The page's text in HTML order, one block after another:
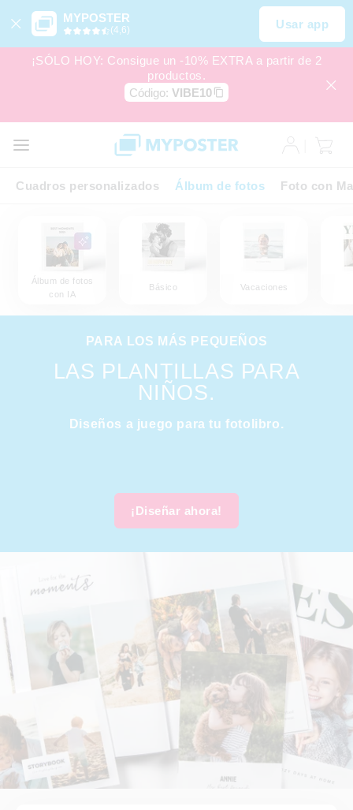
MYPOSTER
(4,6) Usar app
¡SÓLO HOY: Consigue un -10% EXTRA a partir de 2
productos.
Código: VIBE10
Cuadros personalizados Álbum de fotos Foto con
Álbum de fotos
con IA
Básico Vacaciones
PARA LOS MÁS PEQUEÑOS
LAS PLANTILLAS PARA
NIÑOS.
Diseños a juego para tu fotolibro.
¡Diseñar ahora!